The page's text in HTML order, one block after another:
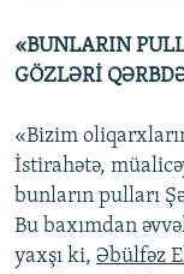
«BUNLARIN
GÖZLƏRİ
«Bizim
İstirahətə,
bunların pulları
Bu baxımdan
yaxşı ki, Əbülfəz